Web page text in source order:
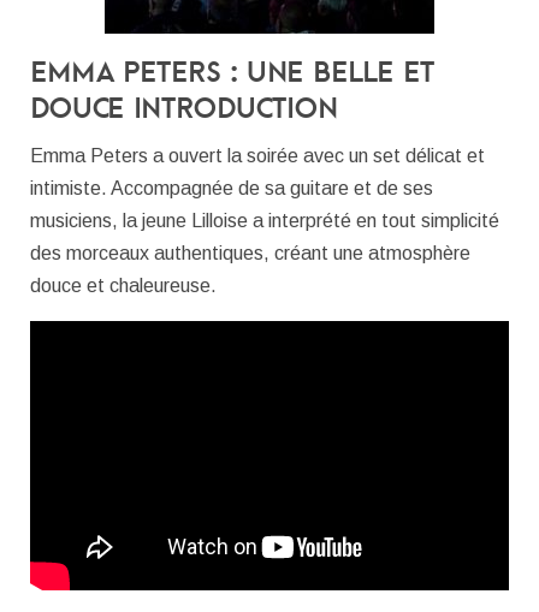
Emma Peters : une belle et
douce introduction
Emma Peters a ouvert la soirée avec un set délicat et
intimiste. Accompagnée de sa guitare et de ses
musiciens, la jeune Lilloise a interprété en tout simplicité
des morceaux authentiques, créant une atmosphère
douce et chaleureuse.